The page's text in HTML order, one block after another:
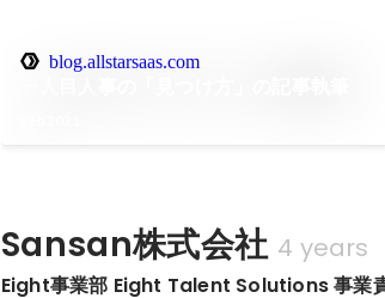
blog.allstarsaas.com
Sansan株式会社 4 years
Eight事業部 Eight Talent Solutions 事業